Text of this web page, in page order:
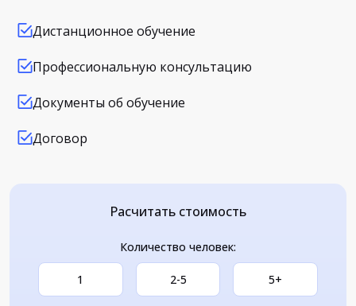
Дистанционное обучение
Профессиональную консультацию
Документы об обучение
Договор
Расчитать стоимость
Количество человек:
1 2-5 5+